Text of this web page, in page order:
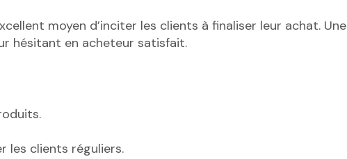
moyen d’inciter les clients à finaliser leur achat. Une
hésitant en acheteur satisfait.
les clients réguliers.